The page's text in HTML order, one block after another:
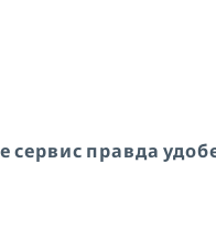
сервис правда